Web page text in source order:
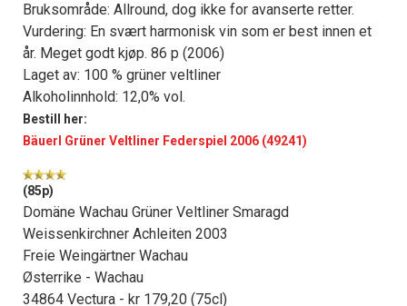
Bruksområde: Allround, dog ikke for avanserte retter.
Vurdering: En svært harmonisk vin som er best innen et
år. Meget godt kjøp. 86 p (2006)
Laget av: 100 % grüner veltliner
Alkoholinnhold: 12,0% vol.
Bestill her:
Bäuerl Grüner Veltliner Federspiel 2006 (49241)
(85p)
Domäne Wachau Grüner Veltliner Smaragd
Weissenkirchner Achleiten 2003
Freie Weingärtner Wachau
Østerrike - Wachau
34864 Vectura - kr 179,20 (75cl)